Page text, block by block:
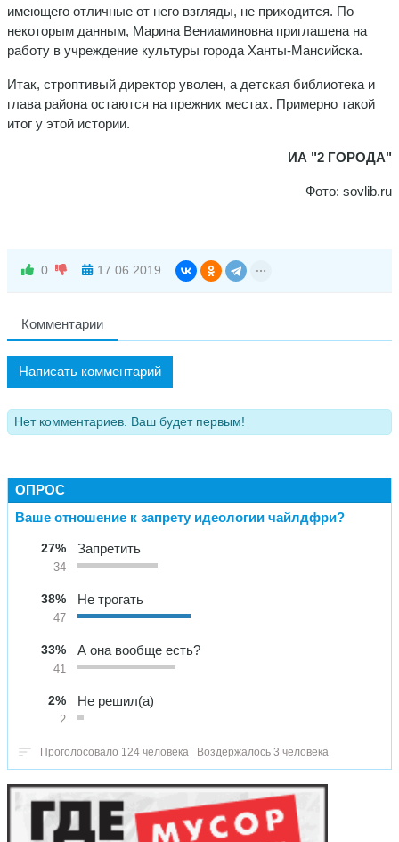
имеющего отличные от него взгляды, не приходится. По
некоторым данным, Марина Вениаминовна приглашена на
работу в учреждение культуры города Ханты-Мансийска.
Итак, строптивый директор уволен, а детская библиотека и
глава района остаются на прежних местах. Примерно такой
итог у этой истории.
ИА "2 ГОРОДА"
Фото: sovlib.ru
0 17.06.2019
Комментарии
Написать комментарий
Нет комментариев. Ваш будет первым!
ОПРОС
Ваше отношение к запрету идеологии чайлдфри?
27%
34
Запретить
38%
47
Не трогать
33%
41
А она вообще есть?
2%
2
Не решил(а)
Проголосовало 124 человека Воздержалось 3 человека